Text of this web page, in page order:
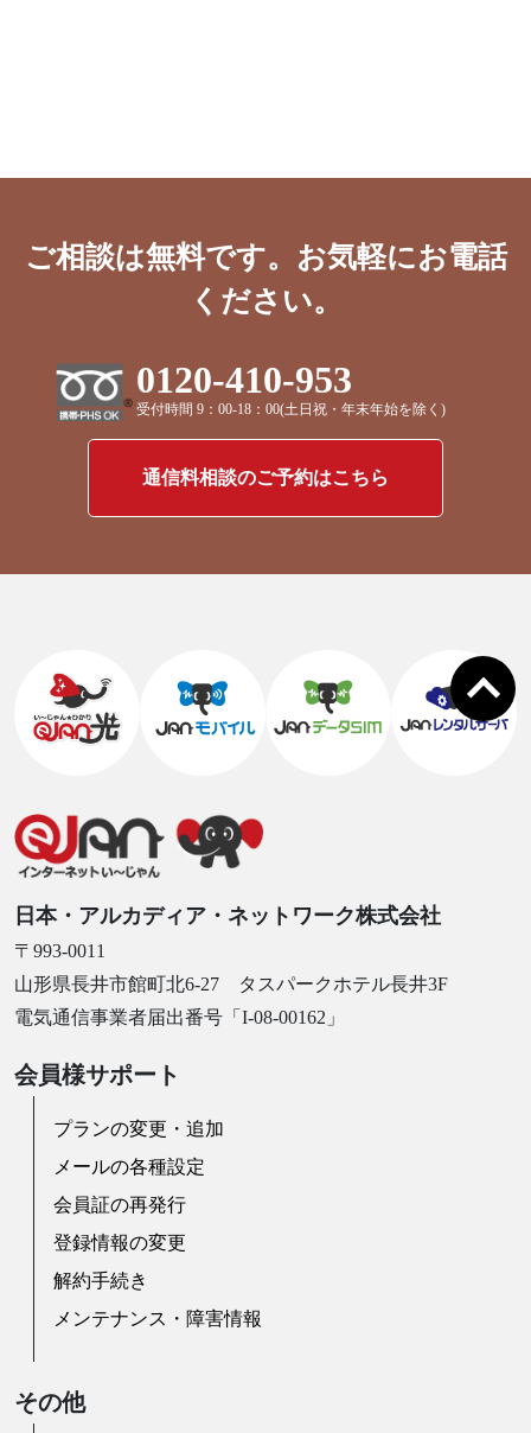
ご相談は無料です。お気軽にお電話
ください。
0120-410-953
受付時間 9：00-18：00(土日祝・年末年始を除く)
通信料相談のご予約はこちら
日本・アルカディア・ネットワーク株式会社
〒993-0011
山形県長井市館町北6-27 タスパークホテル長井3F
電気通信事業者届出番号「I-08-00162」
会員様サポート
プランの変更・追加
メールの各種設定
会員証の再発行
登録情報の変更
解約手続き
メンテナンス・障害情報
その他